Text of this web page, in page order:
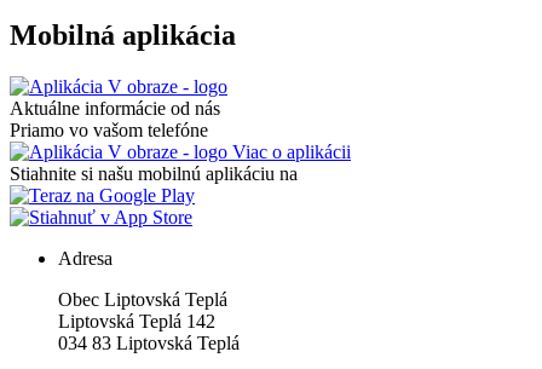
Mobilná aplikácia
Aktuálne informácie od nás
Priamo vo vašom telefóne
Viac o aplikácii
Stiahnite si našu mobilnú aplikáciu na
Adresa
Obec Liptovská Teplá
Liptovská Teplá 142
034 83 Liptovská Teplá